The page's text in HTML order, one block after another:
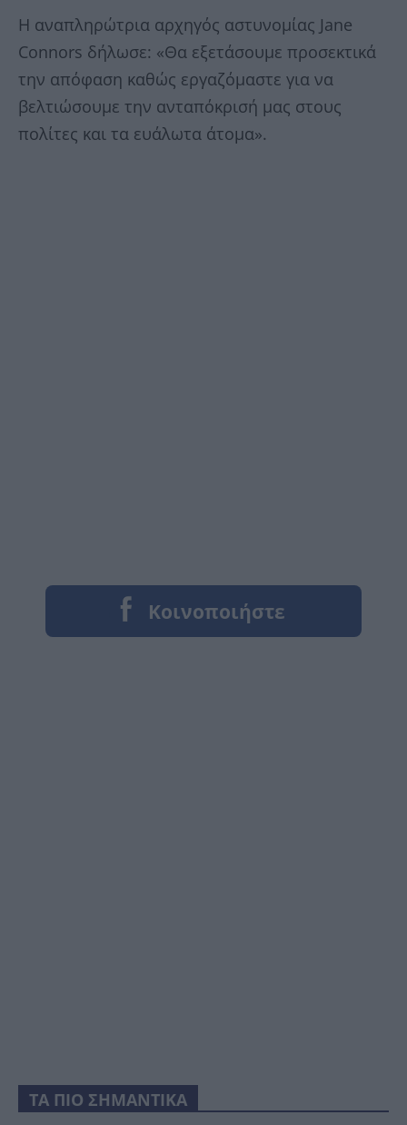
Η αναπληρώτρια αρχηγός αστυνομίας Jane
Connors δήλωσε: «Θα εξετάσουμε προσεκτικά
την απόφαση καθώς εργαζόμαστε για να
βελτιώσουμε την ανταπόκρισή μας στους
πολίτες και τα ευάλωτα άτομα».
ΤΑ ΠΙΟ ΣΗΜΑΝΤΙΚΑ